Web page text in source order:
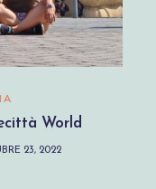
World
23, 2022